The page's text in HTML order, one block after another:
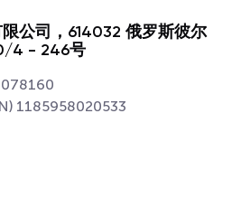
公司，614032 俄罗斯彼尔
4 - 246号
1185958020533